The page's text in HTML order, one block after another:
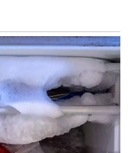
strahova,
radila sama, ili je
Ali decembar